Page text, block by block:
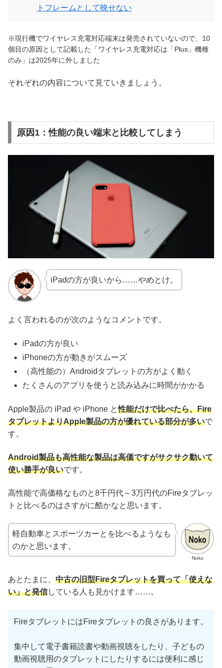
トフレームとして映せない
※現行機でワイヤレス充電対応端末は発売されていないので、10
個目の原因として記載した「ワイヤレス充電対応は「Plus」機種
のみ」は2025年に外しました
それぞれの内容について見ていきましょう。
原因1：性能の良い端末と比較してしまう
iPadの方が良いから……やめとけ。
よく言われるのが次のようなコメントです。
iPadの方が良い
iPhoneの方が動きがスムーズ
（高性能の）Androidタブレットの方がよく動く
たくさんのアプリを使うと読み込みに時間がかかる
Apple製品の iPad や iPhone と性能だけで比べたら、Fire
タブレットよりApple製品の方が優れている部分が多いで
す。
Android製品も高性能な製品は高価ですがサクサク動いて
使い勝手が良いです。
高性能で高価格なものと8千円代～3万円代のFireタブレッ
トと比べるのはさすがに酷かなと思います。
Noko
軽自動車とスポーツカーとを比べるようなも
のかと思います。
あとたまに、 中古の旧型Fireタブレットを買って「使えな
い」と発信している人も見かけます……。
FireタブレットにはFireタブレットの良さがあります。
集中して電子書籍読書や動画視聴をしたり、子どもの
動画視聴用のタブレットにしたりするには便利に感じ